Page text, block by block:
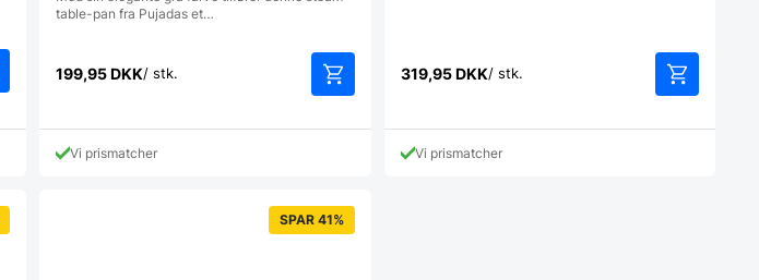
table-pan fra Pujadas et…
199,95 DKK/ stk.
Vi prismatcher
319,95 DKK/ stk.
Vi prismatcher
SPAR 41%